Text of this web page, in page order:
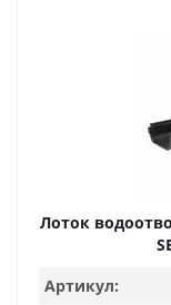
Лоток
Артикул: